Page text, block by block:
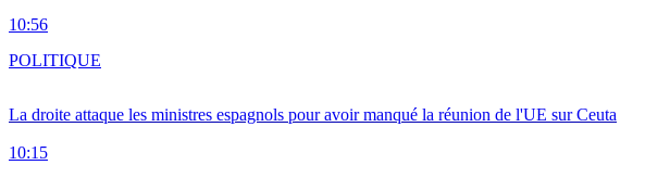
10:56
La droite attaque les ministres espagnols pour avoir manqué la réunion de l'UE sur Ceuta
10:15
POLITIQUE